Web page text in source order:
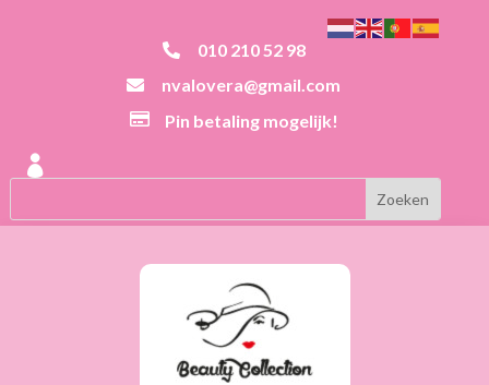
 010 210 52 98
 nvalovera@gmail.com
 Pin betaling mogelijk!
